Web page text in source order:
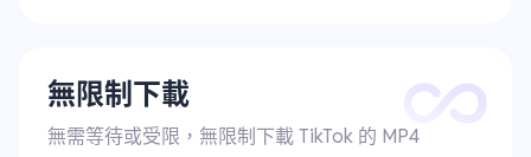
無限制下載
無需等待或受限，無限制下載 TikTok 的 MP4